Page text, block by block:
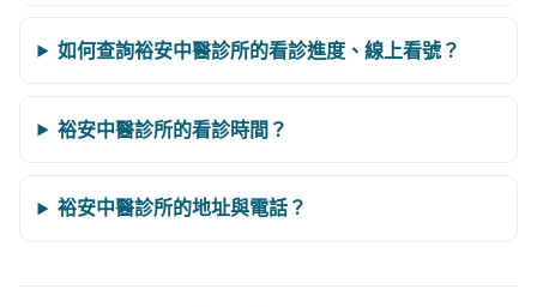
如何查詢裕安中醫診所的看診進度、線上看號？
裕安中醫診所的看診時間？
裕安中醫診所的地址與電話？